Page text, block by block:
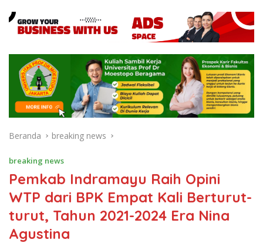
Beranda breaking news
breaking news
Pemkab Indramayu Raih Opini
WTP dari BPK Empat Kali Berturut-
turut, Tahun 2021-2024 Era Nina
Agustina